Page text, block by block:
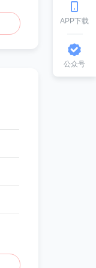
APP下载
公众号